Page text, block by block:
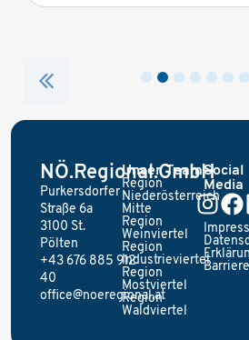
NÖ.Regional.GmbH
Purkersdorfer
Straße 6a
3100 St.
Pölten
+43 676 885 912
40
office@noeregional.at
Unser Team
Region
Niederösterreich
Mitte
Region
Weinviertel
Region
Industrieviertel
Region
Mostviertel
Region
Waldviertel
Social
Media